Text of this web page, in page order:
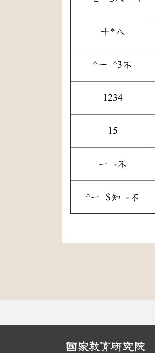
十*八
^一 ^3不
1234
15
一 -不
^一 $知 -不